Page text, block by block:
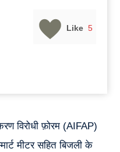
Like 5
विरोधी फ़ोरम (AIFAP)
मीटर सहित बिजली के